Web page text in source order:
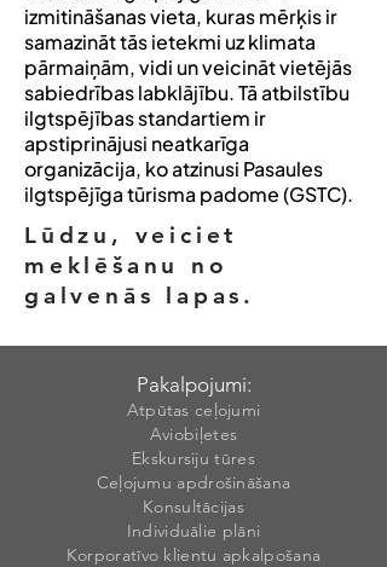
izmitināšanas vieta, kuras mērķis ir
samazināt tās ietekmi uz klimata
pārmaiņām, vidi un veicināt vietējās
sabiedrības labklājību. Tā atbilstību
ilgtspējības standartiem ir
apstiprinājusi neatkarīga
organizācija, ko atzinusi Pasaules
ilgtspējīga tūrisma padome (GSTC).
Lūdzu, veiciet
meklēšanu no
galvenās lapas.
Pakalpojumi:
Atpūtas ceļojumi
Aviobiļetes
Ekskursiju tūres
Ceļojumu apdrošināšana
Konsultācijas
Individuālie plāni
Korporatīvo klientu apkalpošana